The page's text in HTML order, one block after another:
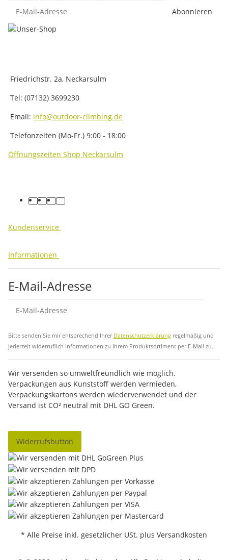
Abonnieren
Friedrichstr. 2a, Neckarsulm
Tel: (07132) 3699230
Email: info@outdoor-climbing.de
Telefonzeiten (Mo-Fr.) 9:00 - 18:00
Öffnungszeiten Shop Neckarsulm
facebook
youtube
instagram
tiktok
Kundenservice
Informationen
E-Mail-Adresse
Bitte senden Sie mir entsprechend Ihrer Datenschutzerklärung regelmäßig und
jederzeit widerruflich Informationen zu Ihrem Produktsortiment per E-Mail zu.
Wir versenden so umweltfreundlich wie möglich.
Verpackungen aus Kunststoff werden vermieden,
Verpackungskartons werden wiederverwendet und der
Versand ist CO² neutral mit DHL GO Green.
Widerrufsbutton
* Alle Preise inkl. gesetzlicher USt. plus Versandkosten